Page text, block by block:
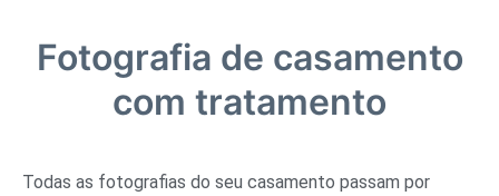
Fotografia de casamento
com tratamento
Todas as fotografias do seu casamento passam por